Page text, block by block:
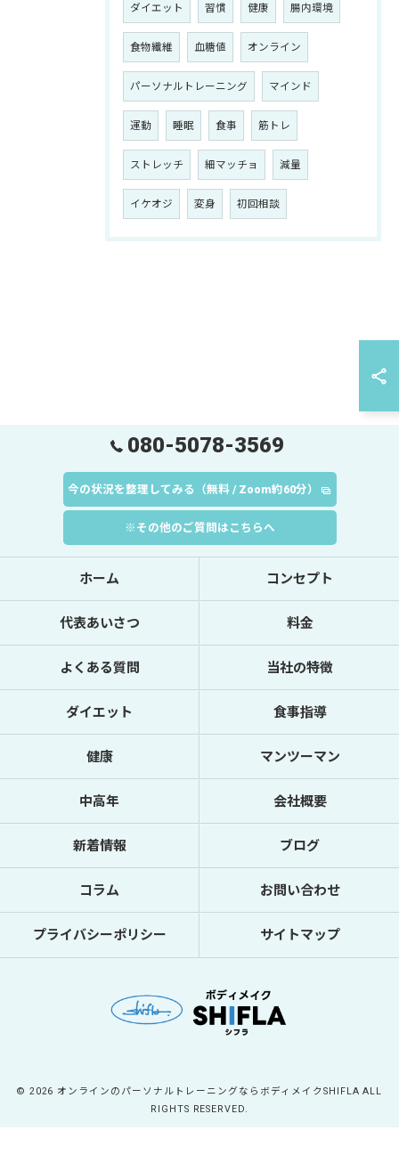
ダイエット 習慣 健康 腸内環境
食物繊維 血糖値 オンライン
パーソナルトレーニング マインド
運動 睡眠 食事 筋トレ
ストレッチ 細マッチョ 減量
イケオジ 変身 初回相談
080-5078-3569
今の状況を整理してみる（無料 / Zoom約60分）
※その他のご質問はこちらへ
ホーム コンセプト
代表あいさつ 料金
よくある質問 当社の特徴
ダイエット 食事指導
健康 マンツーマン
中高年 会社概要
新着情報 ブログ
コラム お問い合わせ
プライバシーポリシー サイトマップ
© 2026 オンラインのパーソナルトレーニングならボディメイクSHIFLA ALL
RIGHTS RESERVED.